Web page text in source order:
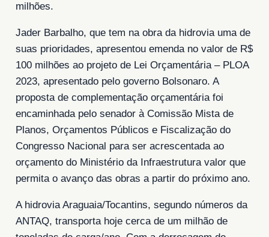
milhões.
Jader Barbalho, que tem na obra da hidrovia uma de
suas prioridades, apresentou emenda no valor de R$
100 milhões ao projeto de Lei Orçamentária – PLOA
2023, apresentado pelo governo Bolsonaro. A
proposta de complementação orçamentária foi
encaminhada pelo senador à Comissão Mista de
Planos, Orçamentos Públicos e Fiscalização do
Congresso Nacional para ser acrescentada ao
orçamento do Ministério da Infraestrutura valor que
permita o avanço das obras a partir do próximo ano.
A hidrovia Araguaia/Tocantins, segundo números da
ANTAQ, transporta hoje cerca de um milhão de